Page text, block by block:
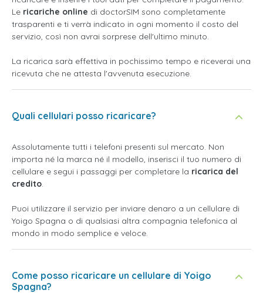
Le ricariche online di doctorSIM sono completamente
trasparenti e ti verrà indicato in ogni momento il costo del
servizio, così non avrai sorprese dell'ultimo minuto.
La ricarica sarà effettiva in pochissimo tempo e riceverai una
ricevuta che ne attesta l'avvenuta esecuzione.
Quali cellulari posso ricaricare?
Assolutamente tutti i telefoni presenti sul mercato. Non
importa né la marca né il modello, inserisci il tuo numero di
cellulare e segui i passaggi per completare la ricarica del
credito.
Puoi utilizzare il servizio per inviare denaro a un cellulare di
Yoigo Spagna o di qualsiasi altra compagnia telefonica al
mondo in modo semplice e veloce.
Come posso ricaricare un cellulare di Yoigo
Spagna?